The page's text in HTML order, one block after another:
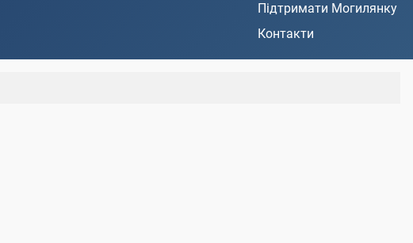
Підтримати Могилянку
Контакти